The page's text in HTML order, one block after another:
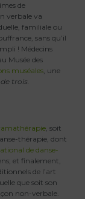
de
verbale va
familiale ou
sans qu’il
! Médecins
Musée des
muséales, une
trois.
, soit
thérapie, dont
de danse-
et finalement,
de l’art
que soit son
non-verbale.